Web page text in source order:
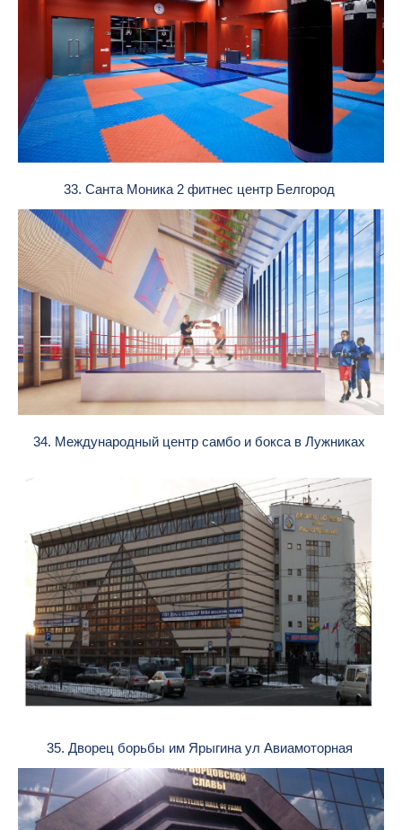
33. Санта Моника 2 фитнес центр Белгород
34. Международный центр самбо и бокса в Лужниках
35. Дворец борьбы им Ярыгина ул Авиамоторная